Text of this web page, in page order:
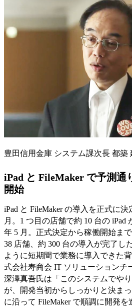
豊田信用金庫 システム課次長 都築
iPad と FileMaker で予測通
開始
iPad と FileMaker の導入を正式に決
月。1 つ目の店舗で約 10 台の iPad
年 5 月。正式決定から稼働開始ま
38 店舗、約 300 台の導入が完了し
ように短期間で業務に導入できた
式会社寿商会 IT ソリューションチ
深澤真吾氏は「このシステムでや
が、開発当初からしっかりと決ま
に沿って FileMaker で順調に開発